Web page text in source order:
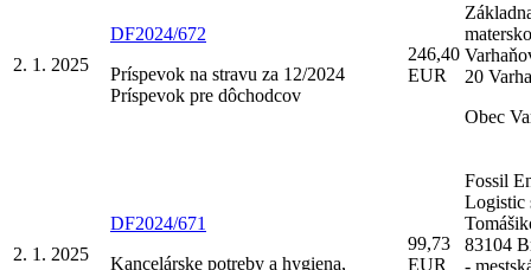
2. 1. 2025
DF2024/672
Príspevok na stravu za 12/2024
Príspevok pre dôchodcov
246,40
EUR
20
Obec
2. 1. 2025
DF2024/671
Kancelárske potreby a hygiena,
99,73
EUR
Fossil
Logistic
83104
-